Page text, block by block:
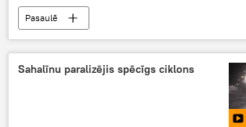
Pasaulē
Sahalīnu paralizējis spēcīgs ciklons